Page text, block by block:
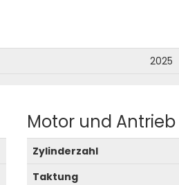
2025
Motor und Antrieb
Zylinderzahl
Taktung